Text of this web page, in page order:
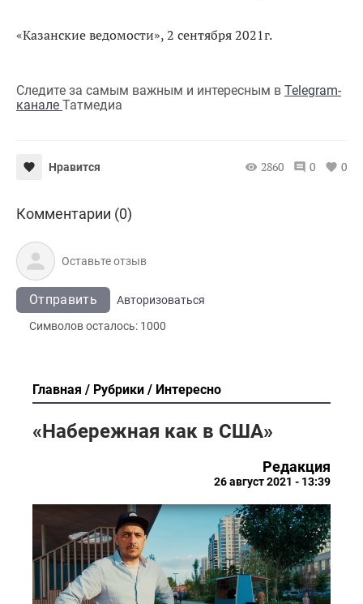
«Казанские ведомости», 2 сентября 2021г.
Следите за самым важным и интересным в Telegram-
канале Татмедиа
Нравится 2860 0 0
Комментарии (0)
Отправить
Авторизоваться
Символов осталось: 1000
Главная Рубрики Интересно
«Набережная как в США»
Редакция
26 август 2021 - 13:39